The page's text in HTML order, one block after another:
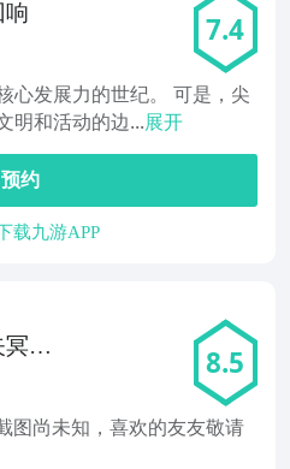
响 7.4
心发展力的世纪。 可是，尖
明和活动的边...展开
预约
载九游APP
王
8.5
图尚未知，喜欢的友友敬请